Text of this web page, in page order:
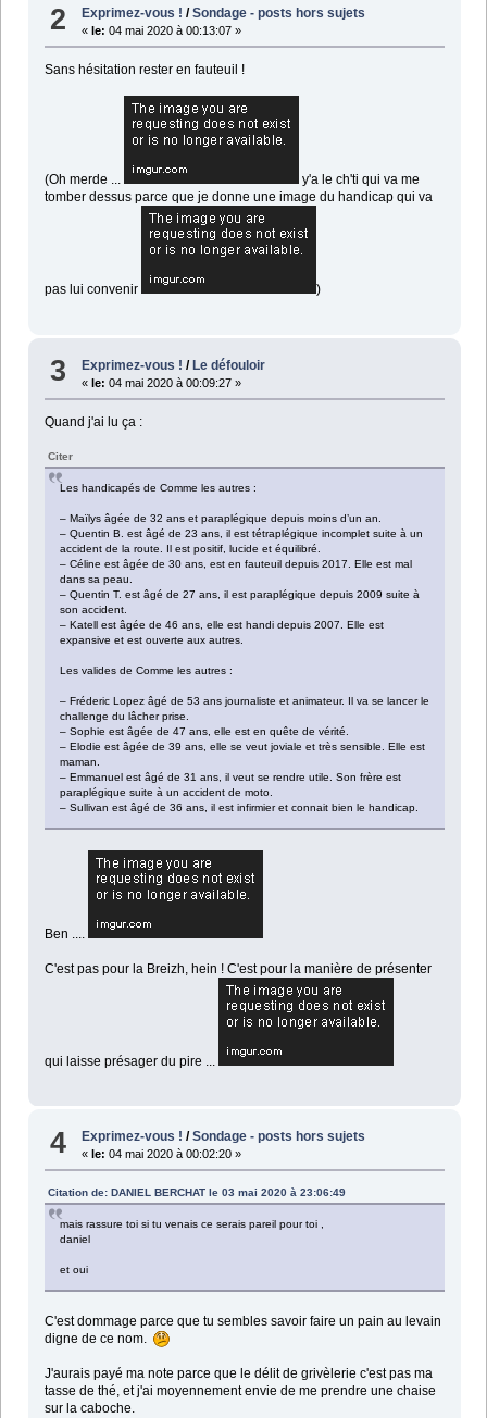
2 Exprimez-vous ! /Sondage - posts hors sujets
« le: 04 mai 2020 à 00:13:07 »
Sans hésitation rester en fauteuil !
(Oh merde ...
y'a le ch'ti qui va me
tomber dessus parce que je donne une image du handicap qui va
pas lui convenir )
3 Exprimez-vous ! /Le défouloir
«le: 04 mai 2020 à 00:09:27 »
Quand j'ai lu ça :
Citer
Les handicapés de Comme les autres :
– Maïlys âgée de 32 ans et paraplégique depuis moins d’un an.
– Quentin B. est âgé de 23 ans, il est tétraplégique incomplet suite à un
accident de la route. Il est positif, lucide et équilibré.
– Céline est âgée de 30 ans, est en fauteuil depuis 2017. Elle est mal
dans sa peau.
– Quentin T. est âgé de 27 ans, il est paraplégique depuis 2009 suite à
son accident.
– Katell est âgée de 46 ans, elle est handi depuis 2007. Elle est
expansive et est ouverte aux autres.
Les valides de Comme les autres :
– Fréderic Lopez âgé de 53 ans journaliste et animateur. Il va se lancer le
challenge du lâcher prise.
– Sophie est âgée de 47 ans, elle est en quête de vérité.
– Elodie est âgée de 39 ans, elle se veut joviale et très sensible. Elle est
maman.
– Emmanuel est âgé de 31 ans, il veut se rendre utile. Son frère est
paraplégique suite à un accident de moto.
– Sullivan est âgé de 36 ans, il est infirmier et connait bien le handicap.
Ben ....
C'est pas pour la Breizh, hein ! C'est pour la manière de présenter
qui laisse présager du pire ...
4 Exprimez-vous ! /Sondage - posts hors sujets
« le: 04 mai 2020 à 00:02:20 »
Citation de: DANIEL BERCHAT le 03 mai 2020 à 23:06:49
mais rassure toi si tu venais ce serais pareil pour toi ,
daniel
et oui
C'est dommage parce que tu sembles savoir faire un pain au levain
digne de ce nom.
J'aurais payé ma note parce que le délit de grivèlerie c'est pas ma
tasse de thé, et j'ai moyennement envie de me prendre une chaise
sur la caboche.